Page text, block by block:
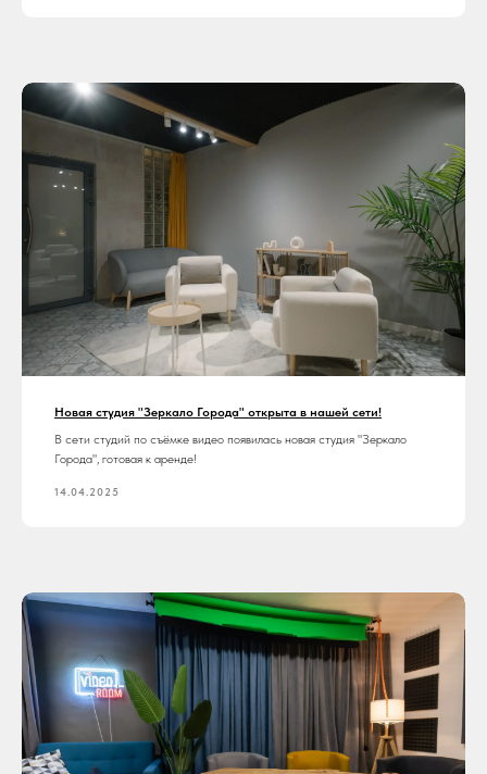
Новая студия "Зеркало Города" открыта в нашей сети!
В сети студий по съёмке видео появилась новая студия "Зеркало
Города", готовая к аренде!
14.04.2025